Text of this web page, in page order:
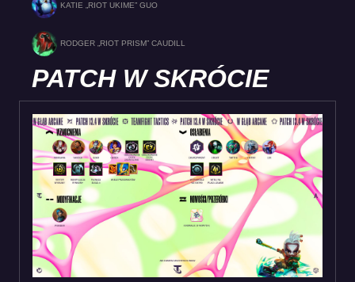
KATIE „RIOT UKIME” GUO
RODGER „RIOT PRISM” CAUDILL
PATCH W SKRÓCIE